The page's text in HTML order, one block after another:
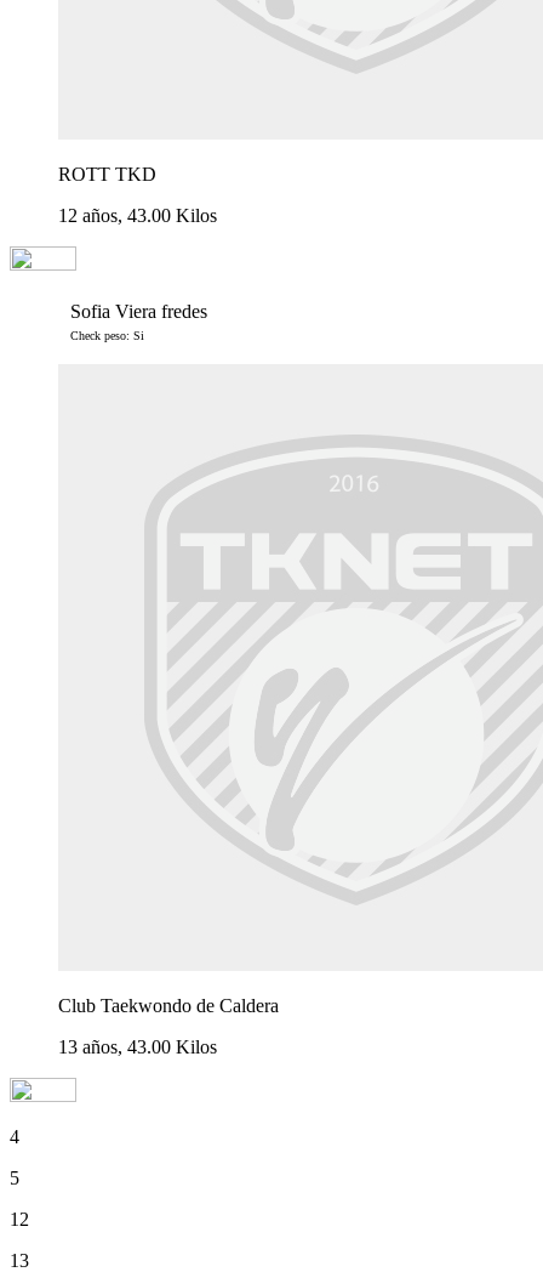
ROTT TKD
12 años, 43.00 Kilos
Sofia Viera fredes
Check peso: Si
Club Taekwondo de Caldera
13 años, 43.00 Kilos
4
5
12
13